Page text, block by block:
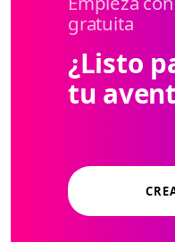
gratuita
¿Listo
tu